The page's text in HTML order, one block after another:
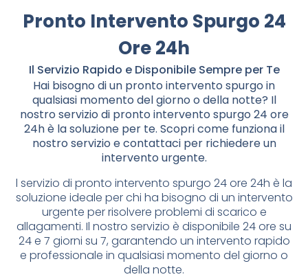
Pronto Intervento Spurgo 24
Ore 24h
Il Servizio Rapido e Disponibile Sempre per Te
Hai bisogno di un pronto intervento spurgo in
qualsiasi momento del giorno o della notte? Il
nostro servizio di pronto intervento spurgo 24 ore
24h è la soluzione per te. Scopri come funziona il
nostro servizio e contattaci per richiedere un
intervento urgente.
l servizio di pronto intervento spurgo 24 ore 24h è la
soluzione ideale per chi ha bisogno di un intervento
urgente per risolvere problemi di scarico e
allagamenti. Il nostro servizio è disponibile 24 ore su
24 e 7 giorni su 7, garantendo un intervento rapido
e professionale in qualsiasi momento del giorno o
della notte.